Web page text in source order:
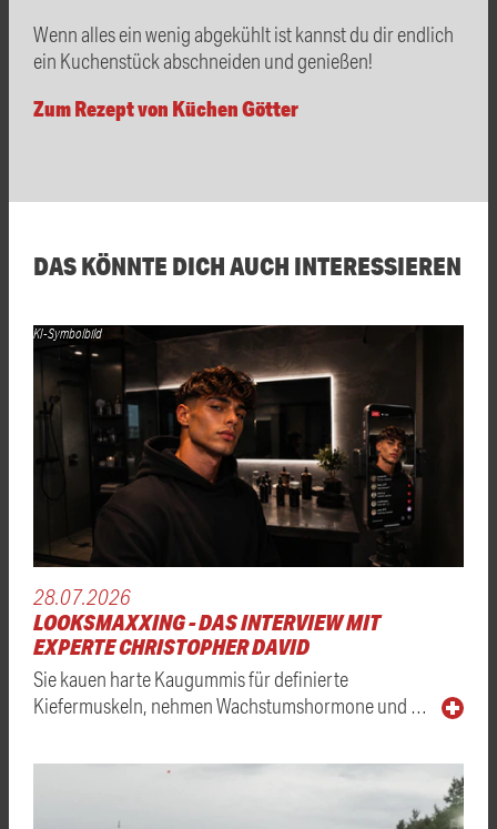
Wenn alles ein wenig abgekühlt ist kannst du dir endlich
ein Kuchenstück abschneiden und genießen!
Zum Rezept von Küchen Götter
DAS KÖNNTE DICH AUCH INTERESSIEREN
KI-Symbolbild
28.07.2026
LOOKSMAXXING - DAS INTERVIEW MIT
EXPERTE CHRISTOPHER DAVID
Sie kauen harte Kaugummis für definierte
Kiefermuskeln, nehmen Wachstumshormone und …